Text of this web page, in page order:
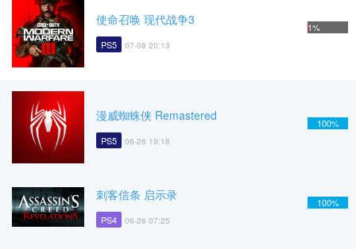
使命召唤 现代战争3
PS5 07-08 20:13
1%
漫威蜘蛛侠 Remastered
PS5 06-26 19:18
100%
刺客信条 启示录
PS4 06-26 07:25
100%